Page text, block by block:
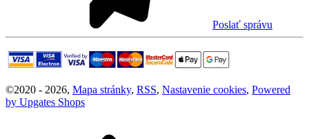
Poslať správu
©2020 - 2026, Mapa stránky, RSS, Nastavenie cookies, Powered
by Upgates Shops